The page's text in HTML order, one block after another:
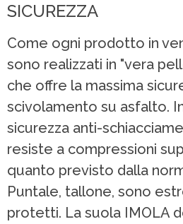
SICUREZZA
Come ogni prodotto in
sono realizzati in "vera
che offre la massima
scivolamento su asfalto.
sicurezza anti-
resiste a compressioni
quanto previsto dalla
Puntale, tallone, sono
protetti. La suola IMOLA